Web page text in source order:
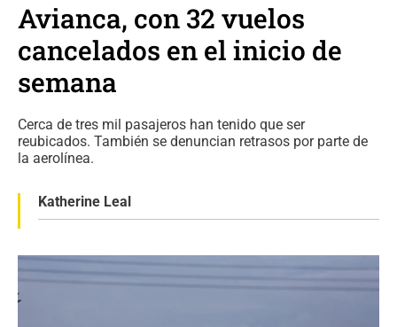
Avianca, con 32 vuelos
cancelados en el inicio de
semana
Cerca de tres mil pasajeros han tenido que ser
reubicados. También se denuncian retrasos por parte de
la aerolínea.
Katherine Leal